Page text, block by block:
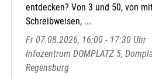
entdecken? Von 3 und 50, von
Schreibweisen, ...
Fr 07.08.2026, 16:00 - 17:30 Uhr
Infozentrum DOMPLATZ 5,
Regensburg